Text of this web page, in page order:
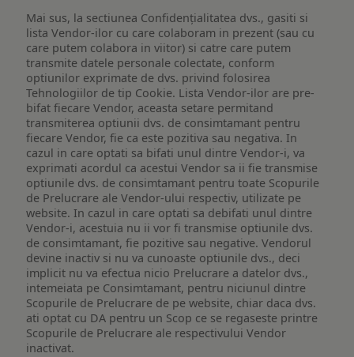
Mai sus, la sectiunea Confidențialitatea dvs., gasiti si
lista Vendor-ilor cu care colaboram in prezent (sau cu
care putem colabora in viitor) si catre care putem
transmite datele personale colectate, conform
optiunilor exprimate de dvs. privind folosirea
Tehnologiilor de tip Cookie. Lista Vendor-ilor are pre-
bifat fiecare Vendor, aceasta setare permitand
transmiterea optiunii dvs. de consimtamant pentru
fiecare Vendor, fie ca este pozitiva sau negativa. In
cazul in care optati sa bifati unul dintre Vendor-i, va
exprimati acordul ca acestui Vendor sa ii fie transmise
optiunile dvs. de consimtamant pentru toate Scopurile
de Prelucrare ale Vendor-ului respectiv, utilizate pe
website. In cazul in care optati sa debifati unul dintre
Vendor-i, acestuia nu ii vor fi transmise optiunile dvs.
de consimtamant, fie pozitive sau negative. Vendorul
devine inactiv si nu va cunoaste optiunile dvs., deci
implicit nu va efectua nicio Prelucrare a datelor dvs.,
intemeiata pe Consimtamant, pentru niciunul dintre
Scopurile de Prelucrare de pe website, chiar daca dvs.
ati optat cu DA pentru un Scop ce se regaseste printre
Scopurile de Prelucrare ale respectivului Vendor
inactivat.